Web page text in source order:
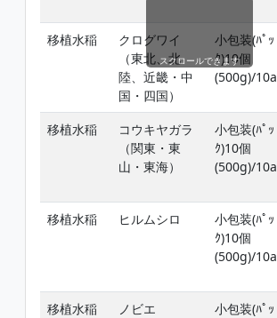
移植水稲
クログワイ
（東北、北
陸、近畿・中
国・四国）
小包装(ﾊﾟｯ
ｸ)10個
(500g)/10a
移植水稲
コウキヤガラ
（関東・東
山・東海）
小包装(ﾊﾟｯ
ｸ)10個
(500g)/10a
移植水稲
ヒルムシロ
小包装(ﾊﾟｯ
ｸ)10個
(500g)/10a
移植水稲
ノビエ
小包装(ﾊﾟｯ
スクロールできます